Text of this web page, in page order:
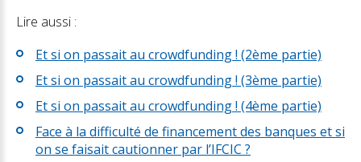
Lire aussi :
Et si on passait au crowdfunding ! (2ème partie)
Et si on passait au crowdfunding ! (3ème partie)
Et si on passait au crowdfunding ! (4ème partie)
Face à la difficulté de financement des banques et si
on se faisait cautionner par l’IFCIC ?